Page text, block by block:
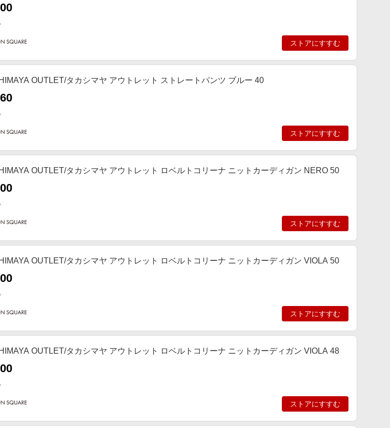
ストアにすすむ
OUTLET/タカシマヤ アウトレット ストレートパンツ ブルー 40
ストアにすすむ
OUTLET/タカシマヤ アウトレット ロベルトコリーナ ニットカーディガン NERO 50
ストアにすすむ
OUTLET/タカシマヤ アウトレット ロベルトコリーナ ニットカーディガン VIOLA 50
ストアにすすむ
OUTLET/タカシマヤ アウトレット ロベルトコリーナ ニットカーディガン VIOLA 48
ストアにすすむ